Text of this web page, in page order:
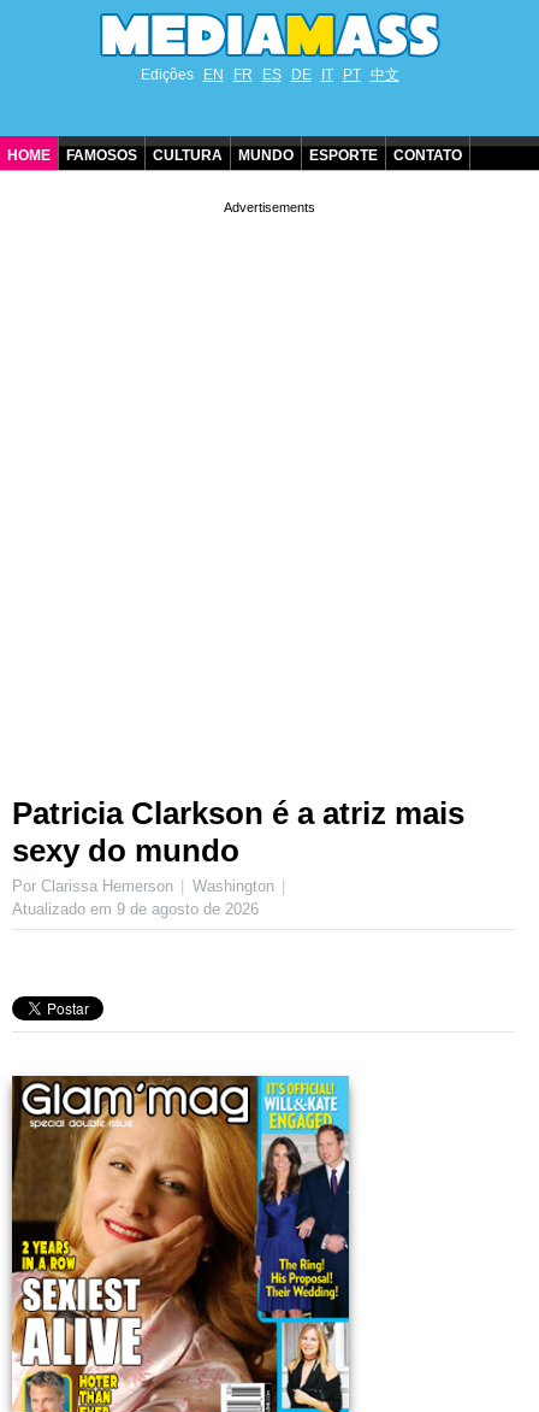
Edições EN FR ES DE IT PT 中文
HOME FAMOSOS CULTURA MUNDO ESPORTE CONTATO
Patricia Clarkson é a atriz mais
sexy do mundo
Por Clarissa Hemerson
Washington
Atualizado em 9 de agosto de 2026